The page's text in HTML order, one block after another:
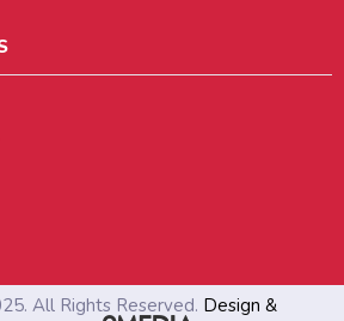
All Rights Reserved. Design &